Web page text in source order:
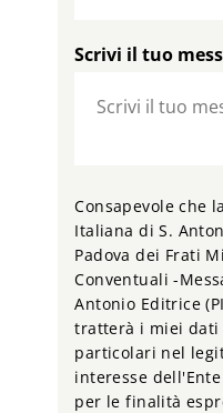
Scrivi il tuo
Consapevole che
Italiana di S.
Padova dei Frati
Conventuali -
Antonio Editrice
tratterà i miei dati
particolari nel
interesse
per le finalità